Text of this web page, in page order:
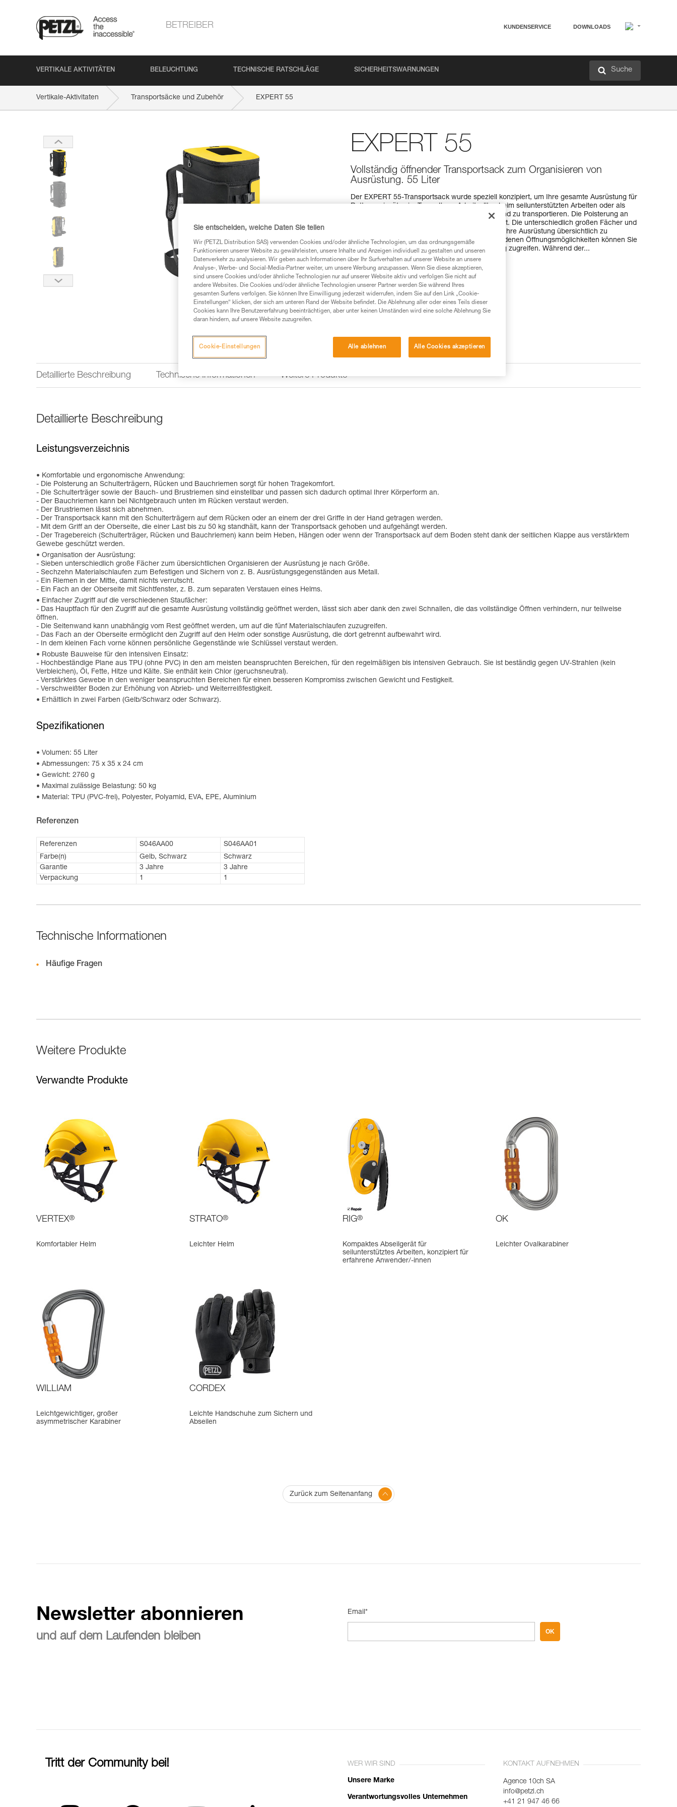
BETREIBER KUNDENSERVICE DOWNLOADS
VERTIKALE AKTIVITÄTEN BELEUCHTUNG TECHNISCHE RATSCHLÄGE SICHERHEITSWARNUNGEN Suche
Vertikale-Aktivitaten Transportsäcke und Zubehör EXPERT 55
EXPERT 55
Vollständig öffnender Transportsack zum Organisieren von
Ausrüstung. 55 Liter
Der EXPERT 55-Transportsack wurde speziell konzipiert, um Ihre gesamte Ausrüstung für
Rettungseinsätze im Team, Ihren Arbeitsalltag beim seilunterstützten Arbeiten oder als
Baumpfleger/-in übersichtlich zu organisieren und zu transportieren. Die Polsterung an
den Kontaktflächen sorgt für hohen Tragekomfort. Die unterschiedlich großen Fächer und
die zahlreichen Materialschlaufen ermöglichen, Ihre Ausrüstung übersichtlich zu
organisieren und zu sichern. Dank den verschiedenen Öffnungsmöglichkeiten können Sie
schnell und einfach auf die benötigte Ausrüstung zugreifen. Während der...
Weiterlesen
Einen Händler finden
Detaillierte Beschreibung Technische Informationen Weitere Produkte
Detaillierte Beschreibung
Leistungsverzeichnis
Komfortable und ergonomische Anwendung:
- Die Polsterung an Schulterträgern, Rücken und Bauchriemen sorgt für hohen Tragekomfort.
- Die Schulterträger sowie der Bauch- und Brustriemen sind einstellbar und passen sich dadurch optimal Ihrer Körperform an.
- Der Bauchriemen kann bei Nichtgebrauch unten im Rücken verstaut werden.
- Der Brustriemen lässt sich abnehmen.
- Der Transportsack kann mit den Schulterträgern auf dem Rücken oder an einem der drei Griffe in der Hand getragen werden.
- Mit dem Griff an der Oberseite, die einer Last bis zu 50 kg standhält, kann der Transportsack gehoben und aufgehängt werden.
- Der Tragebereich (Schulterträger, Rücken und Bauchriemen) kann beim Heben, Hängen oder wenn der Transportsack auf dem Boden steht dank der seitlichen Klappe aus verstärktem
Gewebe geschützt werden.
Organisation der Ausrüstung:
- Sieben unterschiedlich große Fächer zum übersichtlichen Organisieren der Ausrüstung je nach Größe.
- Sechzehn Materialschlaufen zum Befestigen und Sichern von z. B. Ausrüstungsgegenständen aus Metall.
- Ein Riemen in der Mitte, damit nichts verrutscht.
- Ein Fach an der Oberseite mit Sichtfenster, z. B. zum separaten Verstauen eines Helms.
Einfacher Zugriff auf die verschiedenen Staufächer:
- Das Hauptfach für den Zugriff auf die gesamte Ausrüstung vollständig geöffnet werden, lässt sich aber dank den zwei Schnallen, die das vollständige Öffnen verhindern, nur teilweise
öffnen.
- Die Seitenwand kann unabhängig vom Rest geöffnet werden, um auf die fünf Materialschlaufen zuzugreifen.
- Das Fach an der Oberseite ermöglicht den Zugriff auf den Helm oder sonstige Ausrüstung, die dort getrennt aufbewahrt wird.
- In dem kleinen Fach vorne können persönliche Gegenstände wie Schlüssel verstaut werden.
Robuste Bauweise für den intensiven Einsatz:
- Hochbeständige Plane aus TPU (ohne PVC) in den am meisten beanspruchten Bereichen, für den regelmäßigen bis intensiven Gebrauch. Sie ist beständig gegen UV-Strahlen (kein
Verbleichen), Öl, Fette, Hitze und Kälte. Sie enthält kein Chlor (geruchsneutral).
- Verstärktes Gewebe in den weniger beanspruchten Bereichen für einen besseren Kompromiss zwischen Gewicht und Festigkeit.
- Verschweißter Boden zur Erhöhung von Abrieb- und Weiterreißfestigkeit.
Erhältlich in zwei Farben (Gelb/Schwarz oder Schwarz).
Spezifikationen
Volumen: 55 Liter
Abmessungen: 75 x 35 x 24 cm
Gewicht: 2760 g
Maximal zulässige Belastung: 50 kg
Material: TPU (PVC-frei), Polyester, Polyamid, EVA, EPE, Aluminium
Referenzen
Referenzen S046AA00
S046AA01
Farbe(n)
Gelb, Schwarz
Schwarz
Garantie
3 Jahre
3 Jahre
Verpackung
1 1
Technische Informationen
Häufige Fragen
Weitere Produkte
Verwandte Produkte
VERTEX®
Komfortabler Helm
STRATO®
Leichter Helm
RIG®
Kompaktes Abseilgerät für
seilunterstütztes Arbeiten, konzipiert für
erfahrene Anwender/-innen
OK
Leichter Ovalkarabiner
WILLIAM
Leichtgewichtiger, großer
asymmetrischer Karabiner
CORDEX
Leichte Handschuhe zum Sichern und
Abseilen
Zurück zum Seitenanfang
Newsletter abonnieren
und auf dem Laufenden bleiben
Email*
OK
Tritt der Community bei! WER WIR SIND
Unsere Marke
Verantwortungsvolles Unternehmen
KONTAKT AUFNEHMEN
Agence 10ch SA
info@petzl.ch
+41 21 947 46 66
Sie entscheiden, welche Daten Sie teilen
Wir (PETZL Distribution SAS) verwenden Cookies und/oder ähnliche Technologien, um das ordnungsgemäße
Funktionieren unserer Website zu gewährleisten, unsere Inhalte und Anzeigen individuell zu gestalten und unseren
Datenverkehr zu analysieren. Wir geben auch Informationen über Ihr Surfverhalten auf unserer Website an unsere
Analyse-, Werbe- und Social-Media-Partner weiter, um unsere Werbung anzupassen. Wenn Sie diese akzeptieren,
sind unsere Cookies und/oder ähnliche Technologien nur auf unserer Website aktiv und verfolgen Sie nicht auf
andere Websites. Die Cookies und/oder ähnliche Technologien unserer Partner werden Sie während Ihres
gesamten Surfens verfolgen. Sie können Ihre Einwilligung jederzeit widerrufen, indem Sie auf den Link „Cookie-
Einstellungen“ klicken, der sich am unteren Rand der Website befindet. Die Ablehnung aller oder eines Teils dieser
Cookies kann Ihre Benutzererfahrung beeinträchtigen, aber unter keinen Umständen wird eine solche Ablehnung Sie
daran hindern, auf unsere Website zuzugreifen.
Alle ablehnen Alle Cookies akzeptieren
Cookie-Einstellungen